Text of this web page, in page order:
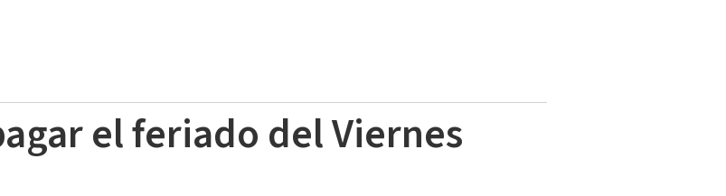
el feriado del Viernes